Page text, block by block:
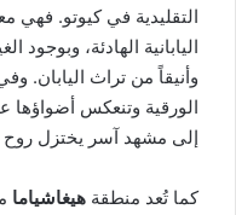
التقليدية في كيوتو. فهي
اليابانية الهادئة، وبوجود
وأنيقاً من تراث اليابان.
الورقية وتنعكس أضواؤها
إلى مشهد آسر يختزل روح
كما تُعد منطقة هيغاشياما